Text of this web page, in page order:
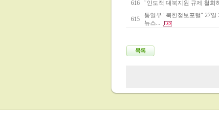
616 "인도적 대북지원 규제 철회
615
통일부 "북한정보포털" 27
뉴스...